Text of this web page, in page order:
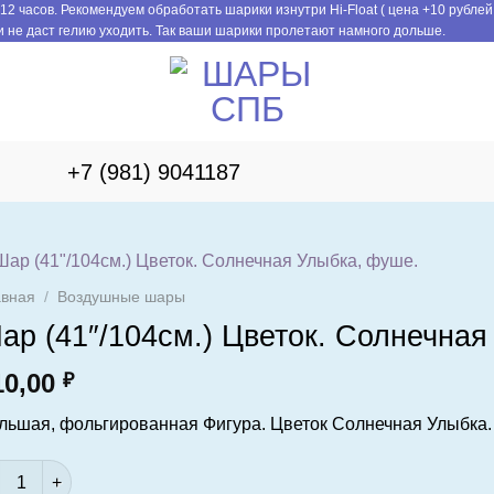
часов. Рекомендуем обработать шарики изнутри Hi-Float ( цена +10
даст гелию уходить. Так ваши шарики пролетают намного дольше.
+7 (981) 9041187
/ Воздушные шары
(41″/104см.) Цветок.
₽
фольгированная Фигура. Цветок Солнечная
товара Шар (41"/104см.) Цветок. Солнечная Улыбка,